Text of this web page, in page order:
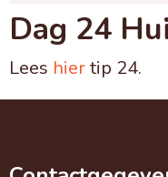
Dag 24
Lees hiertip 24.